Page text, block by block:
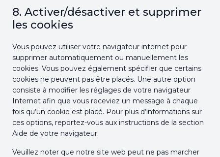
8. Activer/désactiver et supprimer
les cookies
Vous pouvez utiliser votre navigateur internet pour
supprimer automatiquement ou manuellement les
cookies. Vous pouvez également spécifier que certains
cookies ne peuvent pas être placés. Une autre option
consiste à modifier les réglages de votre navigateur
Internet afin que vous receviez un message à chaque
fois qu’un cookie est placé. Pour plus d’informations sur
ces options, reportez-vous aux instructions de la section
Aide de votre navigateur.
Veuillez noter que notre site web peut ne pas marcher